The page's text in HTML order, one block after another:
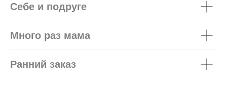
Себе и подруге
Много раз мама
Ранний заказ